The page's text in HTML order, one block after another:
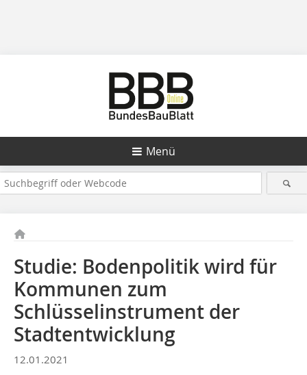
Menü
Studie: Bodenpolitik wird für
Kommunen zum
Schlüsselinstrument der
Stadtentwicklung
12.01.2021